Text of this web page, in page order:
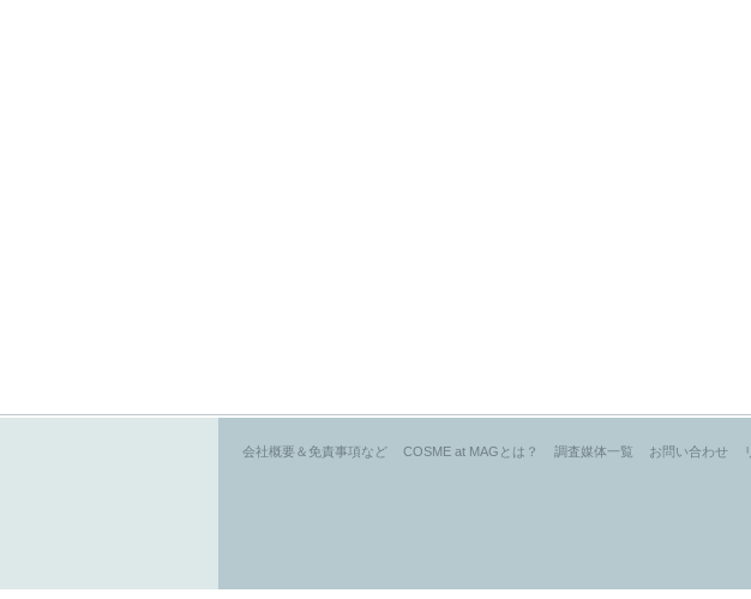
会社概要＆免責事項など COSME at MAGとは？ 調査媒体一覧 お問い合わせ